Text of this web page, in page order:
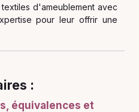
d'ameublement avec
pour leur offrir une
:
équivalences et